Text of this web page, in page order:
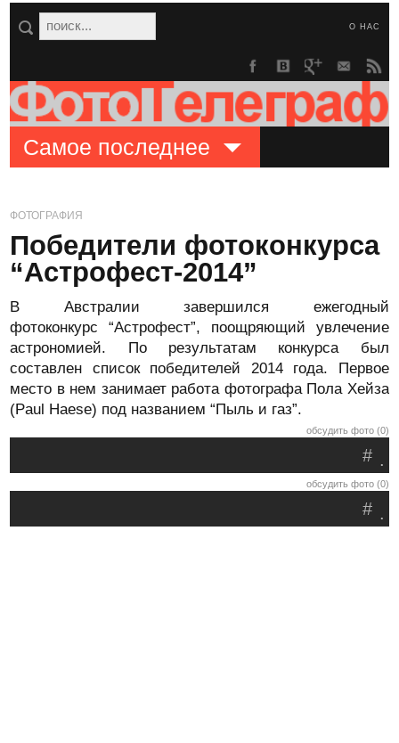
О НАС
Самое последнее
ФОТОГРАФИЯ
Победители фотоконкурса
“Астрофест-2014”
В Австралии завершился ежегодный
фотоконкурс “Астрофест”, поощряющий увлечение
астрономией. По результатам конкурса был
составлен список победителей 2014 года. Первое
место в нем занимает работа фотографа Пола Хейза
(Paul Haese) под названием “Пыль и газ”.
обсудить фото (0)
.
#
обсудить фото (0)
.
#